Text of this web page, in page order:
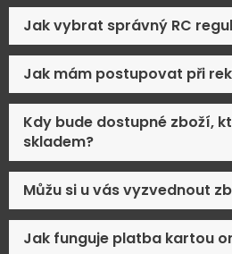
Jak vybrat správný RC
Jak mám postupovat při
Kdy bude dostupné zboží,
skladem?
Můžu si u vás vyzvednout
Jak funguje platba kartou